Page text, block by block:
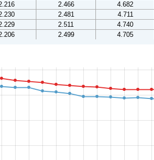
2.466 4.682
2.481 4.711
2.511 4.740
2.499 4.705